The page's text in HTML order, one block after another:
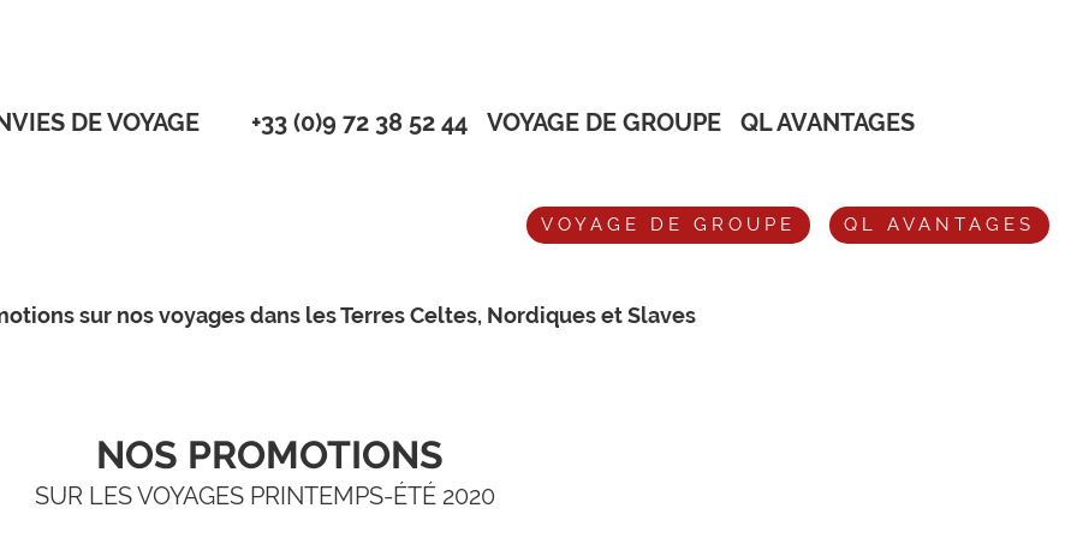
PÈRE NOËL
DE VOYAGE +33 (0)9 72 38 52 44 VOYAGE DE GROUPE
QL AVANTAGES
VOYAGE DE GROUPE QL AVANTAGES
sur nos voyages dans les Terres Celtes, Nordiques et Slaves
NOS PROMOTIONS
SUR LES VOYAGES PRINTEMPS-ÉTÉ 2020